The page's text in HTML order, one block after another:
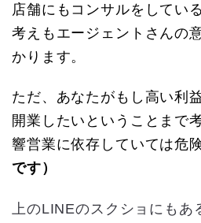
店舗にもコンサルをしてい
考えもエージェントさんの
かります。
ただ、あなたがもし高い利
開業したいということまで
響営業に依存していては危
です）
上のLINEのスクショにもあ